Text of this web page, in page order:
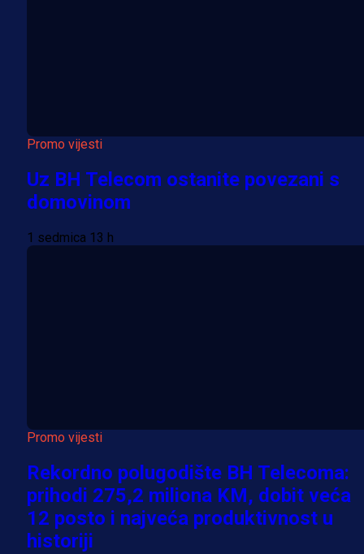
Promo vijesti
Uz BH Telecom ostanite povezani s
domovinom
1 sedmica 13 h
Promo vijesti
Rekordno polugodište BH Telecoma:
prihodi 275,2 miliona KM, dobit veća
12 posto i najveća produktivnost u
historiji